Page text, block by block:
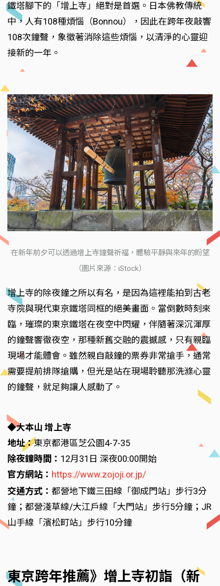
鐵塔腳下的「增上寺」絕對是首選。日本佛教傳統
中，人有108種煩惱（Bonnou），因此在跨年夜敲響
108次鐘聲，象徵著消除這些煩惱，以清淨的心靈迎
接新的一年。
在新年前夕可以透過增上寺鐘聲祈福，體驗平靜與來年的盼望
（圖片來源：iStock）
增上寺的除夜鐘之所以有名，是因為這裡能拍到古老
寺院與現代東京鐵塔同框的絕美畫面。當倒數時刻來
臨，璀璨的東京鐵塔在夜空中閃耀，伴隨著深沉渾厚
的鐘聲響徹夜空，那種新舊交融的震撼感，只有親臨
現場才能體會。雖然親自敲鐘的票券非常搶手，通常
需要提前排隊搶購，但光是站在現場聆聽那洗滌心靈
的鐘聲，就足夠讓人感動了。
◆大本山 增上寺
地址：東京都港區芝公園4-7-35
除夜鐘時間： 12月31日 深夜00:00開始
官方網站： https://www.zojoji.or.jp/
交通方式： 都營地下鐵三田線「御成門站」步行3分
鐘；都營淺草線/大江戶線「大門站」步行5分鐘；JR
山手線「濱松町站」步行10分鐘
東京跨年推薦》增上寺初詣（新